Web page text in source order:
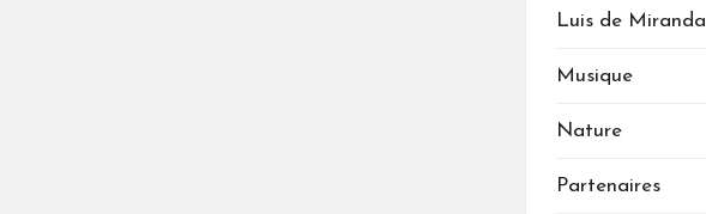
Luis de Miranda
Musique
Nature
Partenaires